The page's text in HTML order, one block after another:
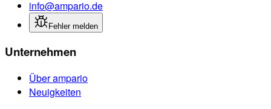
info@ampario.de
Fehler melden
Unternehmen
Über ampario
Neuigkeiten